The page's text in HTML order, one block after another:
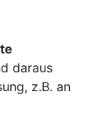
daraus
z.B. an